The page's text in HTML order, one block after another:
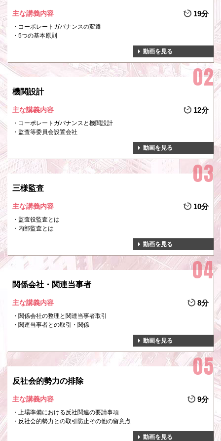
主な講義内容 19分
コーポレートガバナンスの変遷
5つの基本原則
動画を見る
機関設計
主な講義内容 12分
コーポレートガバナンスと機関設計
監査等委員会設置会社
動画を見る
三様監査
主な講義内容 10分
監査役監査とは
内部監査とは
動画を見る
関係会社・関連当事者
主な講義内容 8分
関係会社の整理と関連当事者取引
関連当事者との取引・関係
動画を見る
反社会的勢力の排除
主な講義内容 9分
上場準備における反社関連の要請事項
反社会的勢力との取引防止その他の留意点
動画を見る